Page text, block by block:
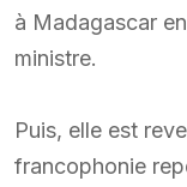
à Madagascar
ministre.
Puis, elle est
francophonie